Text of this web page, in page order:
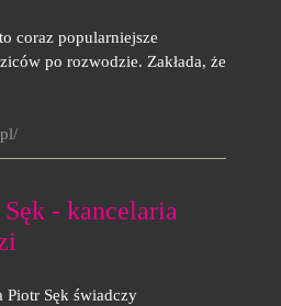
coraz popularniejsze
po rozwodzie. Zakłada, że
- kancelaria
Piotr Sęk świadczy